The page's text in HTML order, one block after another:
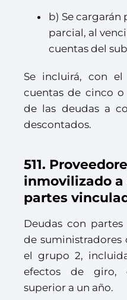
b) Se
parcial, al
cuentas del
Se incluirá, con
cuentas de cinco
de las deudas a
descontados.
511.
inmovilizado a
partes
Deudas con
de suministradores
el grupo 2,
efectos de giro,
superior a un año.